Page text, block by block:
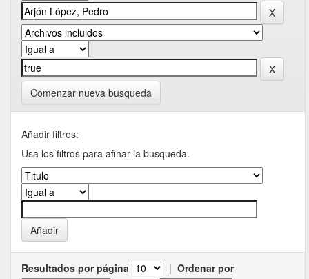
Comenzar nueva busqueda
Añadir filtros:
Usa los filtros para afinar la busqueda.
Resultados por página | Ordenar por